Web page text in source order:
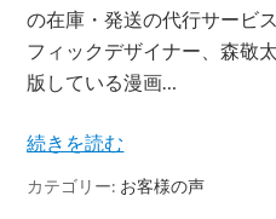
の在庫・発送の代行サービ
フィックデザイナー、森敬
版している漫画…
続きを読む
カテゴリー: お客様の声